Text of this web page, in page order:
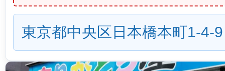
東京都中央区日本橋本町1-4-9